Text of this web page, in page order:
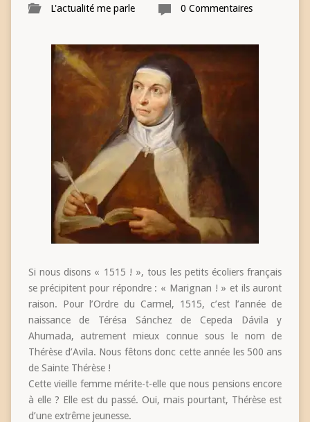
L'actualité me parle 0 Commentaires
Si nous disons « 1515 ! », tous les petits écoliers français
se précipitent pour répondre : « Marignan ! » et ils auront
raison. Pour l’Ordre du Carmel, 1515, c’est l’année de
naissance de Térésa Sánchez de Cepeda Dávila y
Ahumada, autrement mieux connue sous le nom de
Thérèse d’Avila. Nous fêtons donc cette année les 500 ans
de Sainte Thérèse !
Cette vieille femme mérite-t-elle que nous pensions encore
à elle ? Elle est du passé. Oui, mais pourtant, Thérèse est
d’une extrême jeunesse.